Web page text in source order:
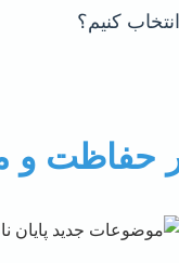
کنیم؟
حفاظت و